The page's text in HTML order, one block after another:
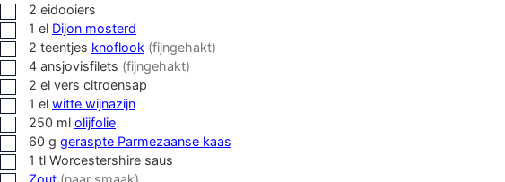
▢
2 eidooiers
▢1 el Dijon mosterd
▢
2 teentjes knoflook (fijngehakt)
▢
4 ansjovisfilets (fijngehakt)
▢
2 el vers citroensap
▢1 el witte wijnazijn
▢
250 ml olijfolie
▢
60 g geraspte Parmezaanse kaas
▢1 tl Worcestershire saus
Zout (naar smaak)